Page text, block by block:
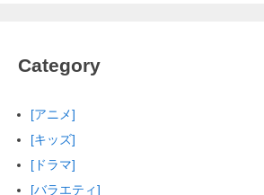
Category
[アニメ]
[キッズ]
[ドラマ]
[バラエティ]